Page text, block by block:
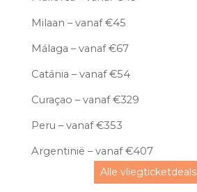
Milaan – vanaf €45
Málaga – vanaf €67
Catánia – vanaf €54
Curaçao – vanaf €329
Peru – vanaf €353
Argentinië – vanaf €407
Alle vliegticketdeals